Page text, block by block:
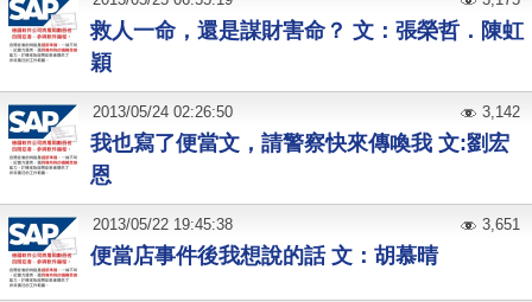
救人一命，還是謀財害命？ 文：張榮哲．陳虹
穎
我也寫了便當文，請警察快來傳喚我 文:劉宏
恩
2013/05/24 02:26:50 3,142
便當店事件後我想說的話 文：胡慕晴
2013/05/22 19:45:38 3,651